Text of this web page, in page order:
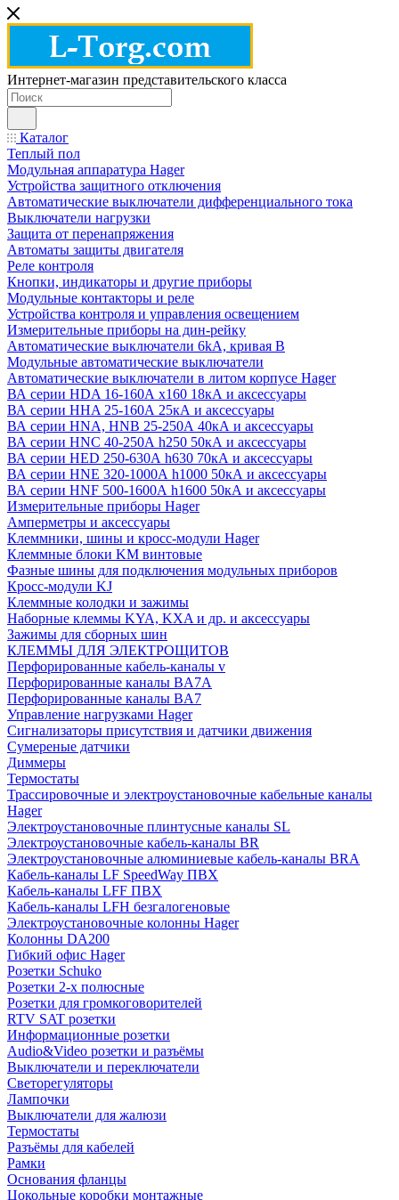
Интернет-магазин представительского класса
Каталог
Теплый пол
Модульная аппаратура Hager
Устройства защитного отключения
Автоматические выключатели дифференциального тока
Выключатели нагрузки
Защита от перенапряжения
Автоматы защиты двигателя
Реле контроля
Кнопки, индикаторы и другие приборы
Модульные контакторы и реле
Устройства контроля и управления освещением
Измерительные приборы на дин-рейку
Автоматические выключатели 6kA, кривая В
Модульные автоматические выключатели
Автоматические выключатели в литом корпусе Hager
ВА серии HDA 16-160А x160 18кА и аксессуары
ВА серии HHA 25-160А 25кА и аксессуары
ВА серии HNA, HNB 25-250А 40кА и аксессуары
ВА серии HNC 40-250А h250 50кА и аксессуары
ВА серии HED 250-630А h630 70кА и аксессуары
ВА серии HNE 320-1000А h1000 50кА и аксессуары
ВА серии HNF 500-1600А h1600 50кА и аксессуары
Измерительные приборы Hager
Амперметры и аксессуары
Клеммники, шины и кросс-модули Hager
Клеммные блоки KM винтовые
Фазные шины для подключения модульных приборов
Кросс-модули KJ
Клеммные колодки и зажимы
Наборные клеммы KYA, KXA и др. и аксессуары
Зажимы для сборных шин
КЛЕММЫ ДЛЯ ЭЛЕКТРОЩИТОВ
Перфорированные кабель-каналы v
Перфорированные каналы BA7A
Перфорированные каналы BA7
Управление нагрузками Hager
Сигнализаторы присутствия и датчики движения
Сумереные датчики
Диммеры
Термостаты
Трассировочные и электроустановочные кабельные каналы
Hager
Электроустановочные плинтусные каналы SL
Электроустановочные кабель-каналы BR
Электроустановочные алюминиевые кабель-каналы BRA
Кабель-каналы LF SpeedWay ПВХ
Кабель-каналы LFF ПВХ
Кабель-каналы LFH безгалогеновые
Электроустановочные колонны Hager
Колонны DA200
Гибкий офис Hager
Розетки Schuko
Розетки 2-х полюсные
Розетки для громкоговорителей
RTV SAT розетки
Информационные розетки
Audio&Video розетки и разъёмы
Выключатели и переключатели
Светорегуляторы
Лампочки
Выключатели для жалюзи
Термостаты
Разъёмы для кабелей
Рамки
Основания фланцы
Цокольные коробки монтажные